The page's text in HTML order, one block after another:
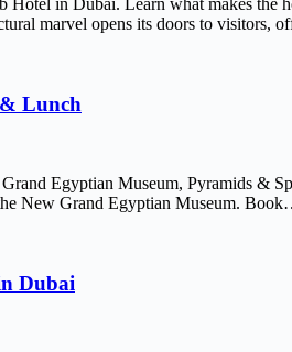
marvel opens its doors to visitors,
Lunch
Egyptian Museum, Pyramids &
New Grand Egyptian Museum.
Dubai